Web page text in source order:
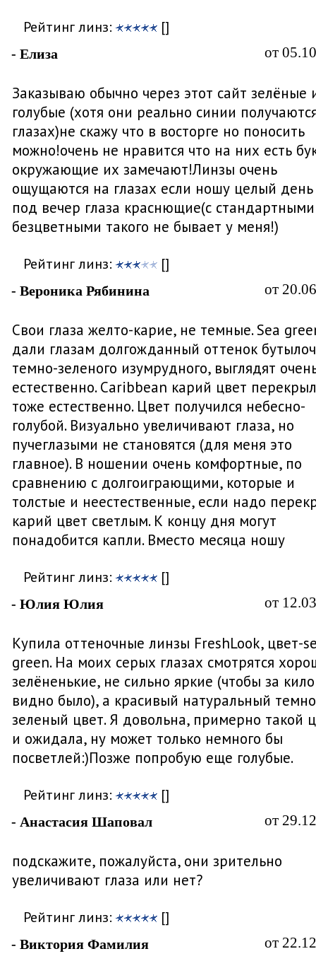
Рейтинг линз: []
- Елиза от
Заказываю обычно через этот сайт зелёные
голубые (хотя они реально синии
глазах)не скажу что в восторге но поносить
можно!очень не нравится что на них есть
окружающие их замечают!Линзы очень
ощущаются на глазах если ношу целый день
под вечер глаза краснющие(с стандартными
безцветными такого не бывает у меня!)
Рейтинг линз: []
- Вероника Рябинина от
Свои глаза желто-карие, не темные. Sea
дали глазам долгожданный оттенок
темно-зеленого изумрудного, выглядят
естественно. Caribbean карий цвет
тоже естественно. Цвет получился небесно-
голубой. Визуально увеличивают глаза, но
пучеглазыми не становятся (для меня это
главное). В ношении очень комфортные, по
сравнению с долгоиграющими, которые и
толстые и неестественные, если надо
карий цвет светлым. К концу дня могут
понадобится капли. Вместо месяца ношу
Рейтинг линз: []
- Юлия Юлия от
Купила оттеночные линзы FreshLook, цвет-
green. На моих серых глазах смотрятся
зелёненькие, не сильно яркие (чтобы за
видно было), а красивый натуральный
зеленый цвет. Я довольна, примерно такой
и ожидала, ну может только немного бы
посветлей:)Позже попробую еще голубые.
Рейтинг линз: []
- Анастасия Шаповал от
подскажите, пожалуйста, они зрительно
увеличивают глаза или нет?
Рейтинг линз: []
- Виктория Фамилия от